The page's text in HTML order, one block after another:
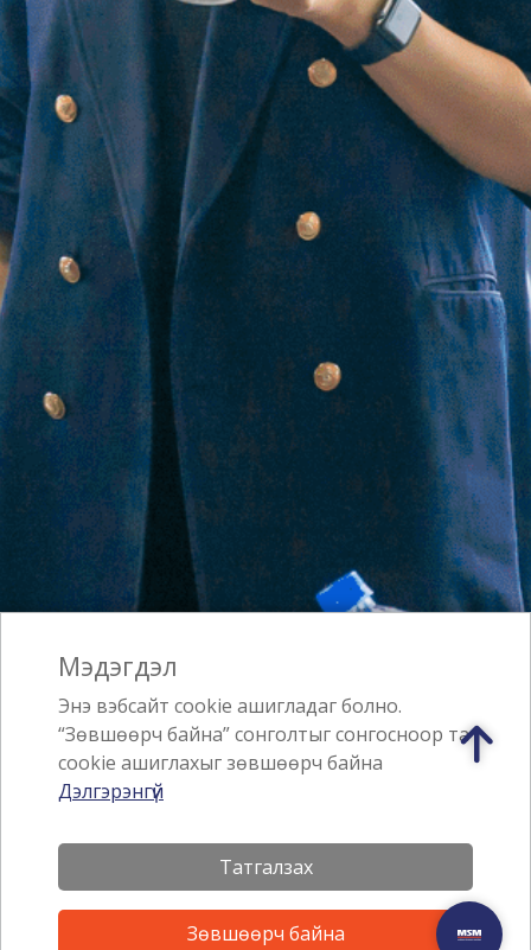
Мэдэгдэл
Энэ вэбсайт cookie ашигладаг болно.
“Зөвшөөрч байна” сонголтыг сонгосноор та
cookie ашиглахыг зөвшөөрч байна
Дэлгэрэнгүй
Татгалзах
Зөвшөөрч байна